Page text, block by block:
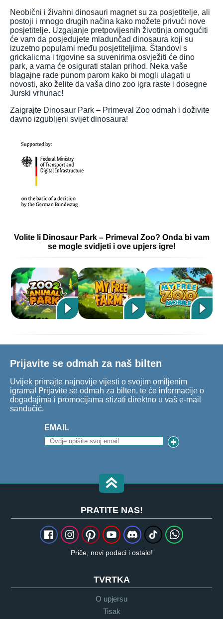
Neobični i živahni dinosauri magnet su za posjetitelje, ali
postoji i mnogo drugih načina kako možete privući nove
posjetitelje. Uzgajanje pretpovijesnih životinja omogućiti
će vam da posjedujete mladunčad dinosaura koji su
izuzetno popularni među posjetiteljima. Štandovi s
grickalicma i trgovine sa suvenirima osvježiti će dino
park, a vama će osigurati stalan prihod. Neka vaše
blagajne rade punom parom kako bi mogli ulagati u
novosti, ako želite da vaša dino zoo igra raste i dosegne
Jurski vrhunac!
Zaigrajte Dinosaur Park – Primeval Zoo odmah i doživite
davno izgubljeni svijet dinosaura!
Volite li Dinosaur Park – Primeval Zoo? Onda bi vam
se mogle svidjeti i ove upjers igre!
Prijavite se odmah za naš bilten
Uvijek primajte najnovije vijesti o svojim omiljenim
igrama! Prijavite se odmah za bilten, te će informacije o
događajima i promocijama stizati direktno u vaš e-mail
sandučić.
EMAIL
PRATITE NAS!
Priče, novi podaci i ostalo!
TVRTKA
O upjersu
Tisak